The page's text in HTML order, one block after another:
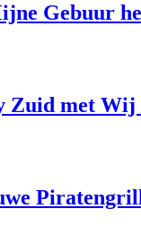
Gebuur
Zuid met Wij